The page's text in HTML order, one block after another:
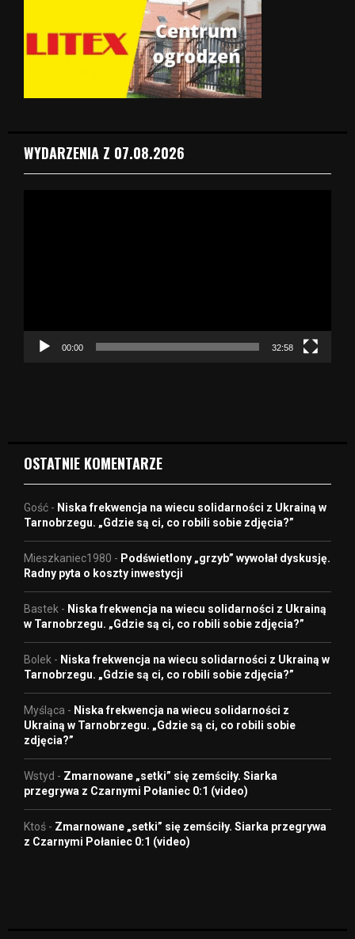
WYDARZENIA Z 07.08.2026
c
00:00 32:58
OSTATNIE KOMENTARZE
Gość - Niska frekwencja na wiecu solidarności z Ukrainą w
Tarnobrzegu. „Gdzie są ci, co robili sobie zdjęcia?”
Mieszkaniec1980 - Podświetlony „grzyb” wywołał dyskusję.
Radny pyta o koszty inwestycji
Bastek - Niska frekwencja na wiecu solidarności z Ukrainą
w Tarnobrzegu. „Gdzie są ci, co robili sobie zdjęcia?”
Bolek - Niska frekwencja na wiecu solidarności z Ukrainą w
Tarnobrzegu. „Gdzie są ci, co robili sobie zdjęcia?”
Myśląca - Niska frekwencja na wiecu solidarności z
Ukrainą w Tarnobrzegu. „Gdzie są ci, co robili sobie
zdjęcia?”
Wstyd - Zmarnowane „setki” się zemściły. Siarka
przegrywa z Czarnymi Połaniec 0:1 (video)
Ktoś - Zmarnowane „setki” się zemściły. Siarka przegrywa
z Czarnymi Połaniec 0:1 (video)